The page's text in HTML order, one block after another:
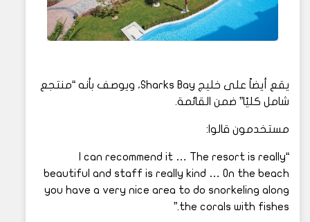
يقع أيضاً على خليج Sharks Bay، ويوصف بأنه “منتجع
شامل كليًا” ضمن القائمة.
مستخدمون قالوا:
“I can recommend it … The resort is really
beautiful and staff is really kind … On the beach
you have a very nice area to do snorkeling along
the corals with fishes.”